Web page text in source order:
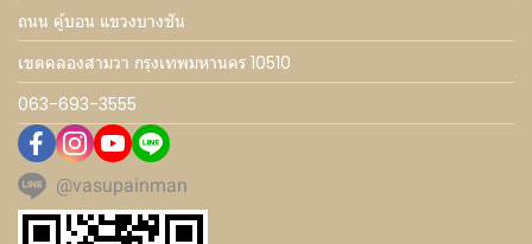
ถนน คู้บอน แขวงบางชัน
เขตคลองสามวา กรุงเทพมหานคร 10510
063-693-3555
@vasupainman